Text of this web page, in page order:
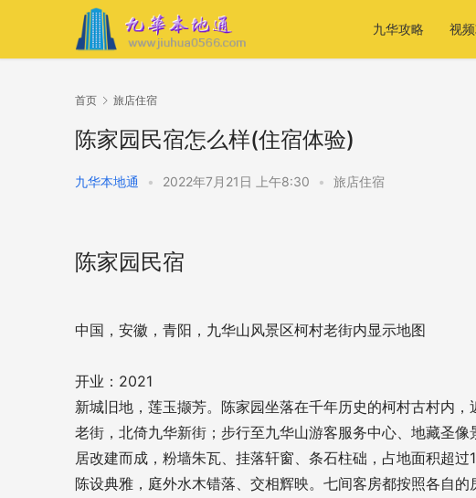
九华攻略 视
首页 旅店住宿
陈家园民宿怎么样(住宿体验)
九华本地通 • 2022年7月21日 上午8:30 • 旅店住宿
陈家园民宿
中国，安徽，青阳，九华山风景区柯村老街内显示地图
开业：2021
新城旧地，莲玉撷芳。陈家园坐落在千年历史的柯村古村内
老街，北倚九华新街；步行至九华山游客服务中心、地藏圣
居改建而成，粉墙朱瓦、挂落轩窗、条石柱础，占地面积超
陈设典雅，庭外水木错落、交相辉映。七间客房都按照各自